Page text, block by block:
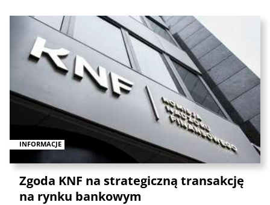
INFORMACJE
Zgoda KNF na strategiczną transakcję
na rynku bankowym